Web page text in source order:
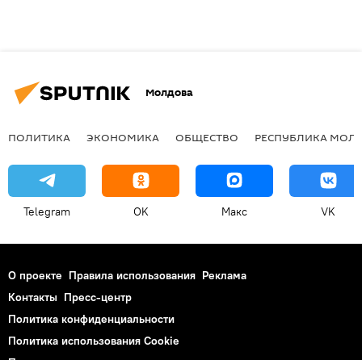
Молдова
ПОЛИТИКА ЭКОНОМИКА ОБЩЕСТВО РЕСПУБЛИКА
Telegram OK Макс VK
О проекте Правила использования Реклама
Контакты Пресс-центр
Политика конфиденциальности
Политика использования Cookie